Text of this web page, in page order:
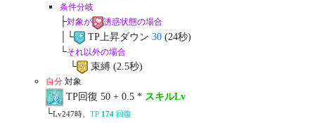
条件分岐
├対象が 誘惑状態の場合
│└ TP上昇ダウン 30 (24秒)
└それ以外の場合
└ 束縛 (2.5秒)
自分 対象
TP回復 50 + 0.5 * スキルLv
└Lv247時、 TP 174 回復